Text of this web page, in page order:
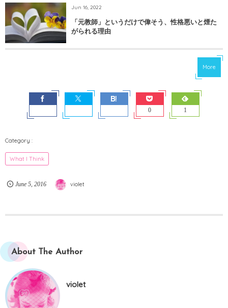
Jun 16, 2022
「元教師」というだけで偉そう、性格悪いと煙た
がられる理由
More
0 1
What I Think
June 5, 2016 violet
About The Author
violet